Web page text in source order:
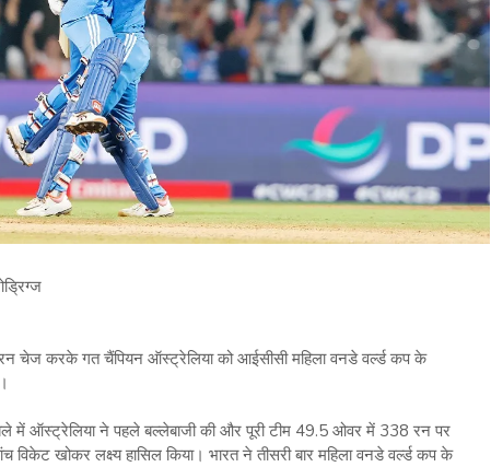
रन चेज करके गत चैंपियन ऑस्‍ट्रेलिया को आईसीसी महिला वनडे वर्ल्‍ड कप के
में ऑस्‍ट्रेलिया ने पहले बल्‍लेबाजी की और पूरी टीम 49.5 ओवर में 338 रन पर
खोकर लक्ष्‍य हासिल किया। भारत ने तीसरी बार महिला वनडे वर्ल्‍ड कप के